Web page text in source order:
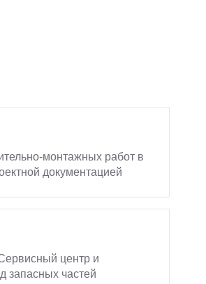
монтажных работ в
документацией
центр и
запасных частей